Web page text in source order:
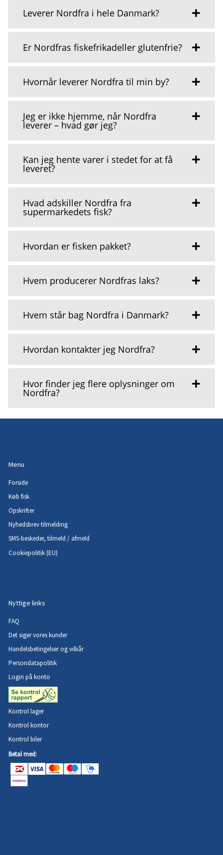
Leverer Nordfra i hele Danmark?
Er Nordfras fiskefrikadeller glutenfrie?
Hvornår leverer Nordfra til min by?
Jeg er ikke hjemme, når Nordfra
leverer – hvad gør jeg?
Kan jeg hente varer i stedet for at få
leveret?
Hvad adskiller Nordfra fra
supermarkedets fisk?
Hvordan er fisken pakket?
Hvem producerer Nordfras laks?
Hvem står bag Nordfra i Danmark?
Hvordan kontakter jeg Nordfra?
Hvor finder jeg flere oplysninger om
Nordfra?
Menu
Forside
Køb fisk
Opskrifter
Nyhedsbrev tilmelding
SMS-beskeder, tilmeld / afmeld
Cookiepolitik (EU)
Nyttige links
FAQ
Det siger vores kunder
Handelsbetingelser og vilkår
Persondatapolitik
Login på konto
Kontrol lager
Kontrol kontor
Kontrol biler
Betal med: